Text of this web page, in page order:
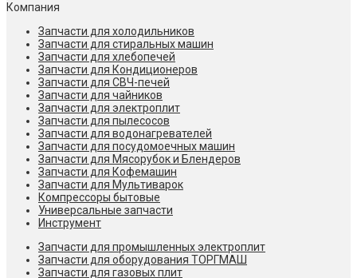
Компания
Запчасти для холодильников
Запчасти для стиральных машин
Запчасти для хлебопечей
Запчасти для Кондиционеров
Запчасти для СВЧ-печей
Запчасти для чайников
Запчасти для электроплит
Запчасти для пылесосов
Запчасти для водонагревателей
Запчасти для посудомоечных машин
Запчасти для Мясорубок и Блендеров
Запчасти для Кофемашин
Запчасти для Мультиварок
Компрессоры бытовые
Универсальные запчасти
Инструмент
Запчасти для промышленных электроплит
Запчасти для оборудования ТОРГМАШ
Запчасти для газовых плит